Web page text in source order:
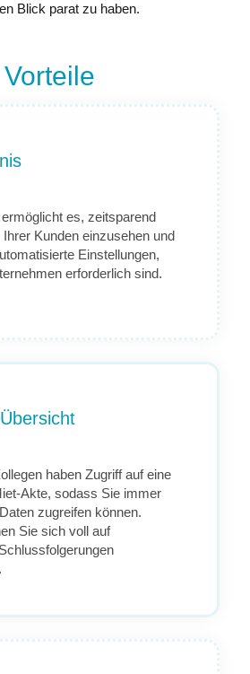
Blick parat zu haben.
Vorteile
es, zeitsparend
Kunden einzusehen und
Einstellungen,
erforderlich sind.
haben Zugriff auf eine
Akte, sodass Sie immer
zugreifen können.
Sie sich voll auf